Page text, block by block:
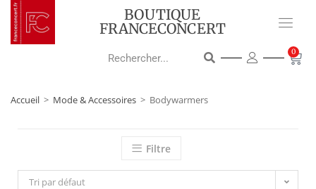
BOUTIQUE
FRANCECONCERT
0
Accueil > Mode & Accessoires > Bodywarmers
Filtre
Tri par défaut